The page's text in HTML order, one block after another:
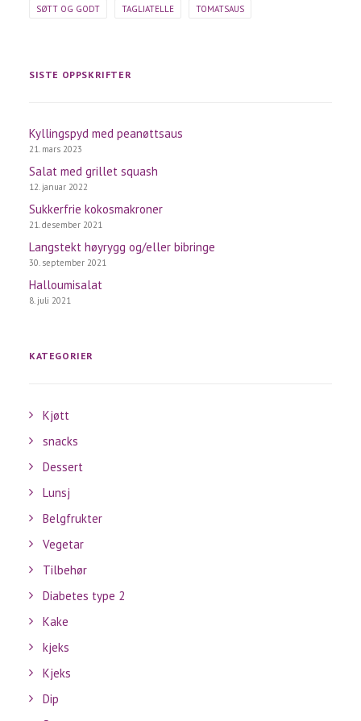
SØTT OG GODT TAGLIATELLE TOMATSAUS
SISTE OPPSKRIFTER
Kyllingspyd med peanøttsaus
21. mars 2023
Salat med grillet squash
12. januar 2022
Sukkerfrie kokosmakroner
21. desember 2021
Langstekt høyrygg og/eller bibringe
30. september 2021
Halloumisalat
8. juli 2021
KATEGORIER
Kjøtt
snacks
Dessert
Lunsj
Belgfrukter
Vegetar
Tilbehør
Diabetes type 2
Kake
kjeks
Kjeks
Dip